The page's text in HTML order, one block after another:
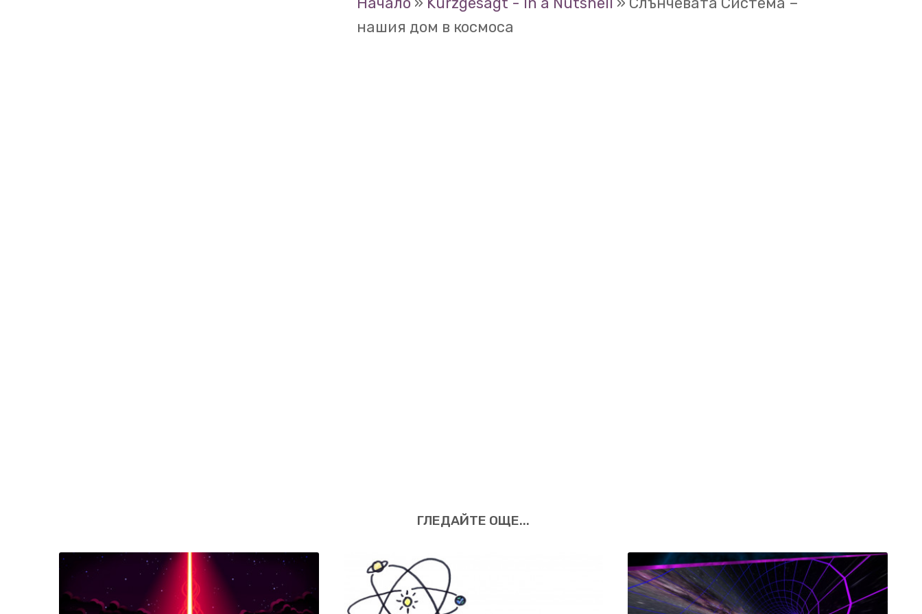
02:33 от всички планети.
Меркурийе по-малък дори от един от юпитеровите
съдържа около 70% от масата
на всички планети и оказва силно влияние в
нашия дом в космоса
ГЛЕДАЙТЕ OЩЕ...